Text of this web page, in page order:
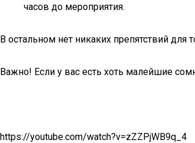
часов до мероприятия.
В остальном нет никаких препятствий
Важно! Если у вас есть хоть малейшие
https://youtube.com/watch?v=zZZPjWB9q_4